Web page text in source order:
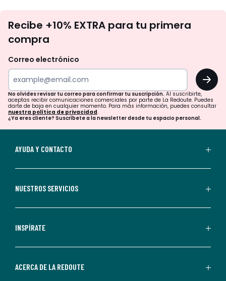
te
tu
para
confirmar
tu
suscripción.
aceptas
comerciales
personalizadas
parte
Recibe +10% EXTRA para tu primera
compra
Correo electrónico
OK
No olvides revisar tu correo para confirmar tu suscripción. Al suscribirte,
aceptas recibir comunicaciones comerciales por parte de La Redoute. Puedes
darte de baja en cualquier momento. Para más información, puedes consultar
nuestra política de privacidad.
¿Ya eres cliente? Suscríbete a la newsletter desde tu espacio personal.
AYUDA Y CONTACTO
NUESTROS SERVICIOS
INSPÍRATE
ACERCA DE LA REDOUTE